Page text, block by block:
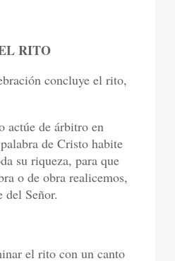
RITO
concluye el rito,
actúe de árbitro en
de Cristo habite
su riqueza, para que
o de obra realicemos,
del Señor.
el rito con un canto